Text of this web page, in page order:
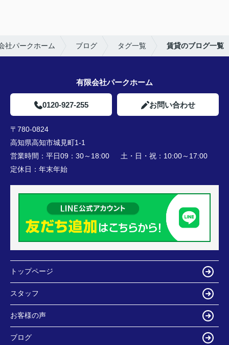
社パークホーム ブログ タグ一覧 賃貸のブログ一覧
有限会社パークホーム
0120-927-255 お問い合わせ
〒780-0824
高知県高知市城見町1-1
営業時間： 平日09：30～18:00 土・日・祝：10:00～17:00
定休日： 年末年始
トップページ
スタッフ
お客様の声
ブログ